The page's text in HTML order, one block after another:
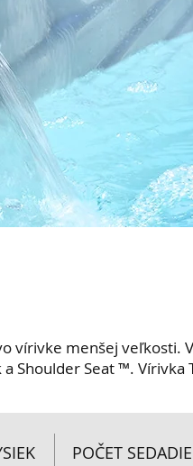
vírivke menšej veľkosti.
Shoulder Seat ™. Vírivka
POČET